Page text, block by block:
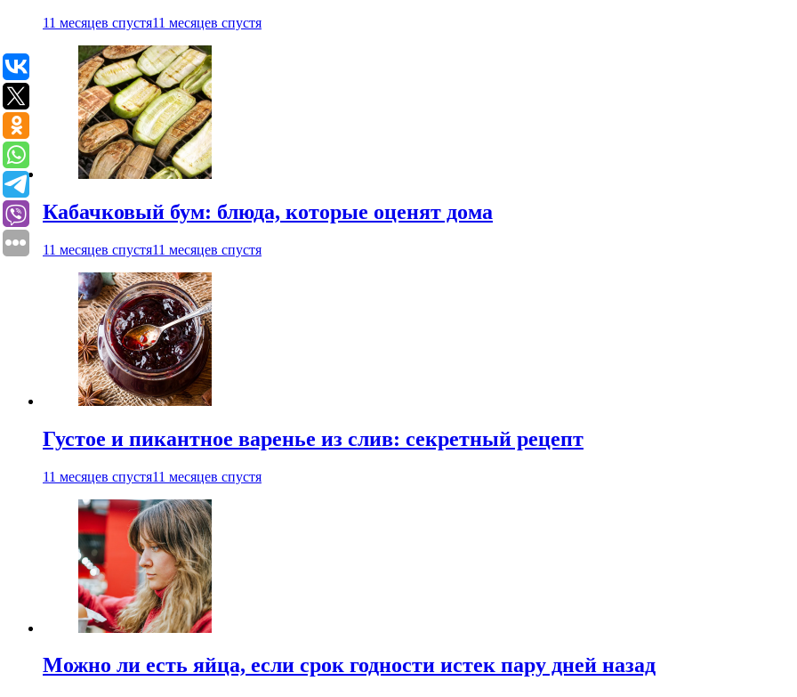
11 месяцев спустя11 месяцев спустя
Кабачковый бум: блюда, которые оценят дома
11 месяцев спустя11 месяцев спустя
Густое и пикантное варенье из слив: секретный рецепт
11 месяцев спустя11 месяцев спустя
Можно ли есть яйца, если срок годности истек пару дней назад